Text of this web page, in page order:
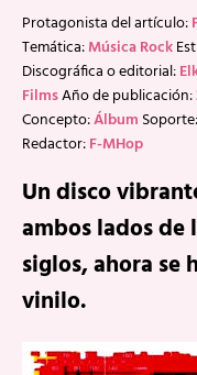
Protagonista del artículo:
Temática:Música Rock
Discográfica o editorial:
FilmsAño de publicación:
Concepto:Álbum Soporte:
Redactor:F-MHop
Un disco
ambos lados
siglos, ahora se
vinilo.